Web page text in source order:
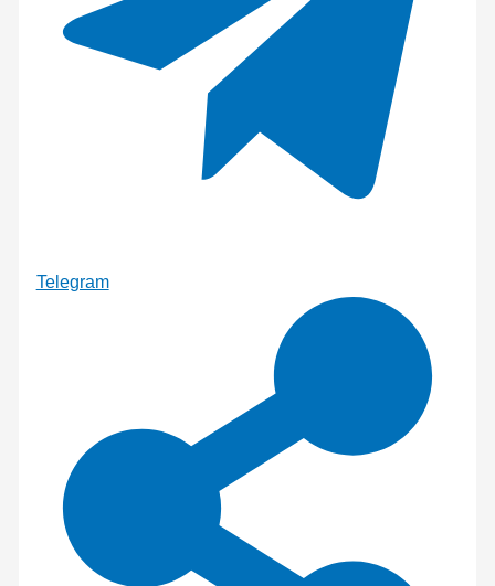
Telegram